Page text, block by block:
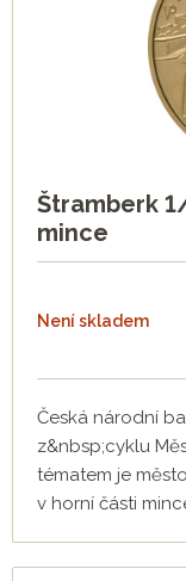
Štramberk
mince
Není skladem
Česká národní
z&nbsp;cyklu
tématem je
v horní části